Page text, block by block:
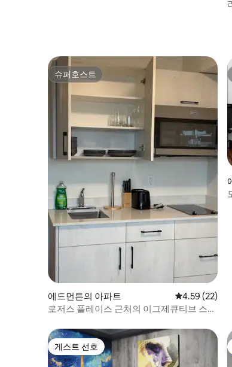
슈퍼호스트
슈퍼호스트
에드먼튼의 아파트 평점 4.59점(5
4.59 (22)
로저스 플레이스 근처의 이그제큐티브 스튜
게스트 선호
게스트 선호